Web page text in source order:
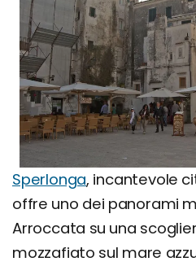
Sperlonga, incantevole
offre uno dei panorami
Arroccata su una
mozzafiato sul mare